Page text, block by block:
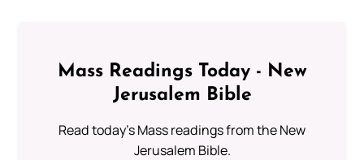
Mass Readings Today - New
Jerusalem Bible
Read today's Mass readings from the New
Jerusalem Bible.